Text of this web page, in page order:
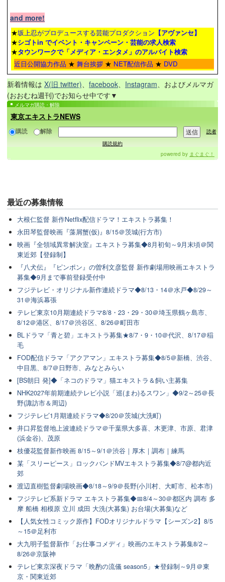
and more!
★坂上忍がプロデュースする芸能プロダクション 【アヴァンセ】
★シゴトin でイベント・キャンペーン・芸能の求人検索
★タウンワークで「メディア・エンタメ」のアルバイト検索
近日公開協力作品 ★ 舞台挨拶 ★ NET配信作品 ★ DVD
新着情報は X(旧 twitter)、 facebook、 Instagram、およびメルマガ
(おおむね週刊)でお知らせ中です▼
メルマガ購読・解除
東京エキストラNEWS
購読 解除
読者
購読規約
powered by まぐまぐ！
最近の募集情報
大根仁監督 新作Netflix配信ドラマ！エキストラ募集！
永田琴監督映画『藻屑蟹(仮)』8/15＠茨城(行方市)
映画『全領域異常解決室』エキストラ募集◆8月初旬～9月末頃＠関
東近郊【登録制】
『八犬伝』『ピンポン』の曽利文彦監督 新作劇場用映画エキストラ
募集◆9月まで事前登録受付中
フジテレビ・オリジナル新作連続ドラマ◆8/13・14＠水戸◆8/29～
31＠海浜幕張
テレビ東京10月期連続ドラマ8/8・23・29・30＠埼玉県鶴ヶ島市、
8/12＠港区、8/17＠渋谷区、8/26＠町田市
BLドラマ「青と碧」エキストラ募集★8/7・9・10＠代沢、8/17＠稲
毛
FOD配信ドラマ「アクアマン」エキストラ募集◆8/5＠新橋、渋谷、
中目黒、8/7＠日野市、みなとみらい
[BS朝日 発]◆「ネコのドラマ」猫エキストラ＆飼い主募集
NHK2027年前期連続テレビ小説「巡(まわ)るスワン」◆9/2～25＠長
野(諏訪市＆周辺)
フジテレビ1月期連続ドラマ◆8/20＠茨城(大洗町)
井口昇監督地上波連続ドラマ＠千葉県大多喜、木更津、市原、君津
(浜金谷)、茂原
枝優花監督新作映画 8/15～9/1＠渋谷｜厚木｜調布｜練馬
某「スリーピース」ロックバンドMVエキストラ募集◆8/7@都内近
郊
渡辺直樹監督劇場映画◆8/18～9/9＠長野(小川村、大町市、松本市)
フジテレビ系新ドラマ エキストラ募集◆📅8/4～30＠都区内 調布 多
摩 船橋 相模原 立川 成田 大洗(大募集) お台場(大募集)など
【人気女性コミック原作】FODオリジナルドラマ【シーズン2】8/5
～15＠足利市
大九明子監督新作「お仕事コメディ」映画のエキストラ募集8/2～
8/26＠京阪神
テレビ東京深夜ドラマ「晩酌の流儀 season5」★登録制～9月＠東
京・関東近郊